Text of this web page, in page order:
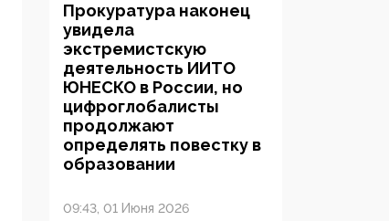
Прокуратура наконец
увидела
экстремистскую
деятельность ИИТО
ЮНЕСКО в России, но
цифроглобалисты
продолжают
определять повестку в
образовании
09:43, 01 Июня 2026